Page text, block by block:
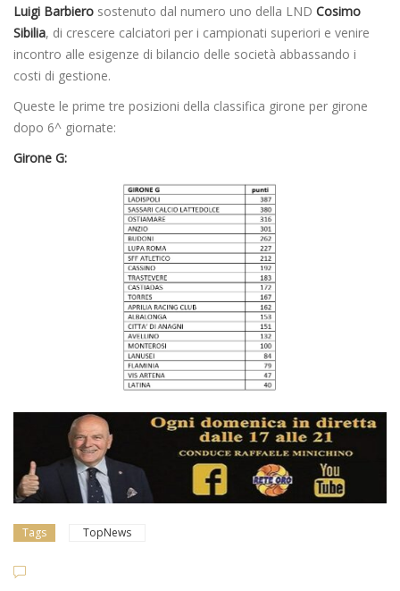
Luigi Barbiero sostenuto dal numero uno della LND Cosimo
Sibilia, di crescere calciatori per i campionati superiori e venire
incontro alle esigenze di bilancio delle società abbassando i
costi di gestione.
Queste le prime tre posizioni della classifica girone per girone
dopo 6^ giornate:
Girone G:
Tags TopNews